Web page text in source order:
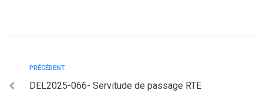
PRÉCÉDENT
DEL2025-066- Servitude de passage RTE